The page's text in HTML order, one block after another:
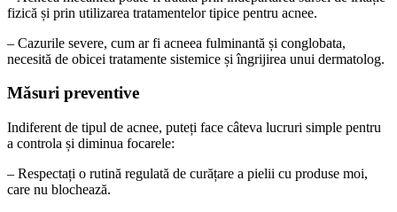
fizică și prin utilizarea tratamentelor tipice pentru acnee.
– Cazurile severe, cum ar fi acneea fulminantă și conglobata,
necesită de obicei tratamente sistemice și îngrijirea unui dermatolog.
Măsuri preventive
Indiferent de tipul de acnee, puteți face câteva lucruri simple pentru
a controla și diminua focarele:
– Respectați o rutină regulată de curățare a pielii cu produse moi,
care nu blochează.